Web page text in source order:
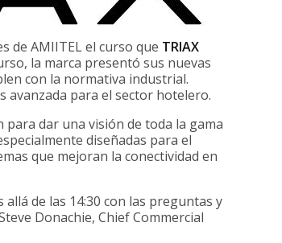
de AMIITEL el curso que TRIAX
la marca presentó sus nuevas
con la normativa industrial.
avanzada para el sector hotelero.
para dar una visión de toda la gama
diseñadas para el
que mejoran la conectividad en
de las 14:30 con las preguntas y
Donachie, Chief Commercial